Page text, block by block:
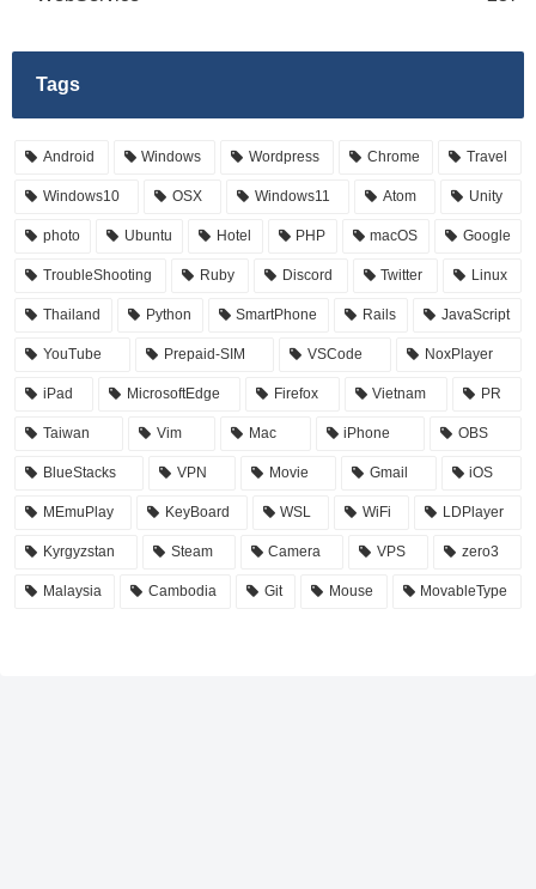
Tags
Android Windows Wordpress Chrome Travel
Windows10 OSX Windows11 Atom Unity
photo Ubuntu Hotel PHP macOS Google
TroubleShooting Ruby Discord Twitter Linux
Thailand Python SmartPhone Rails JavaScript
YouTube Prepaid-SIM VSCode NoxPlayer
iPad MicrosoftEdge Firefox Vietnam PR
Taiwan Vim Mac iPhone OBS
BlueStacks VPN Movie Gmail iOS
MEmuPlay KeyBoard WSL WiFi LDPlayer
Kyrgyzstan Steam Camera VPS zero3
Malaysia Cambodia Git Mouse MovableType